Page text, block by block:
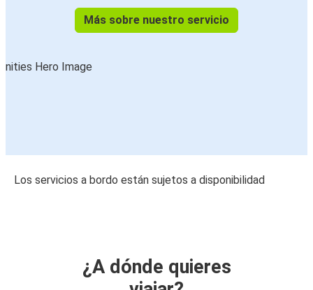
Más sobre nuestro servicio
Los servicios a bordo están sujetos a disponibilidad
¿A dónde quieres